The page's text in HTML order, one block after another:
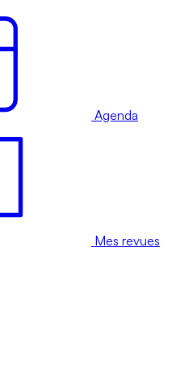
Agenda
Mes revues